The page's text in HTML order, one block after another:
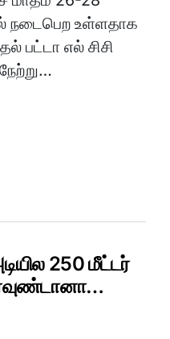
நடைபெற உள்ளதாக
பட்டா எல் சிசி
250 மீட்டர்